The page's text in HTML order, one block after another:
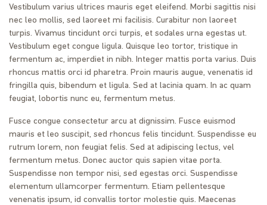
Vestibulum varius ultrices mauris eget eleifend. Morbi sagittis nisi
nec leo mollis, sed laoreet mi facilisis. Curabitur non laoreet
turpis. Vivamus tincidunt orci turpis, et sodales urna egestas ut.
Vestibulum eget congue ligula. Quisque leo tortor, tristique in
fermentum ac, imperdiet in nibh. Integer mattis porta varius. Duis
rhoncus mattis orci id pharetra. Proin mauris augue, venenatis id
fringilla quis, bibendum et ligula. Sed at lacinia quam. In ac quam
feugiat, lobortis nunc eu, fermentum metus.
Fusce congue consectetur arcu at dignissim. Fusce euismod
mauris et leo suscipit, sed rhoncus felis tincidunt. Suspendisse eu
rutrum lorem, non feugiat felis. Sed at adipiscing lectus, vel
fermentum metus. Donec auctor quis sapien vitae porta.
Suspendisse non tempor nisi, sed egestas orci. Suspendisse
elementum ullamcorper fermentum. Etiam pellentesque
venenatis ipsum, id convallis tortor molestie quis. Maecenas